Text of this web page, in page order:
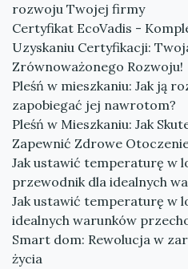
rozwoju Twojej firmy
Certyfikat EcoVadis -
Uzyskaniu Certyfikacji:
Zrównoważonego Rozwoju!
Pleśń w mieszkaniu: Jak ją
zapobiegać jej nawrotom?
Pleśń w Mieszkaniu: Jak
Zapewnić Zdrowe
Jak ustawić temperaturę w
przewodnik dla idealnych
Jak ustawić temperaturę w
idealnych warunków
Smart dom: Rewolucja w
życia